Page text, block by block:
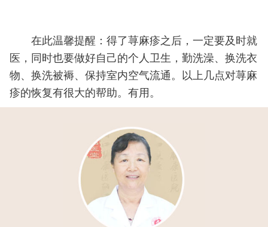
在此温馨提醒：得了荨麻疹之后，一定要及时就
医，同时也要做好自己的个人卫生，勤洗澡、换洗衣
物、换洗被褥、保持室内空气流通。以上几点对荨麻
疹的恢复有很大的帮助。有用。